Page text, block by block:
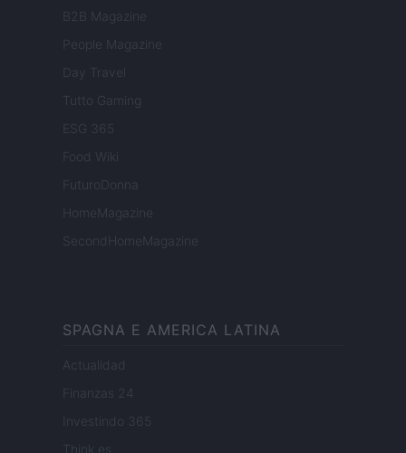
B2B Magazine
People Magazine
Day Travel
Tutto Gaming
ESG 365
Food Wiki
FuturoDonna
HomeMagazine
SecondHomeMagazine
SPAGNA E AMERICA LATINA
Actualidad
Finanzas 24
Investindo 365
Think.es